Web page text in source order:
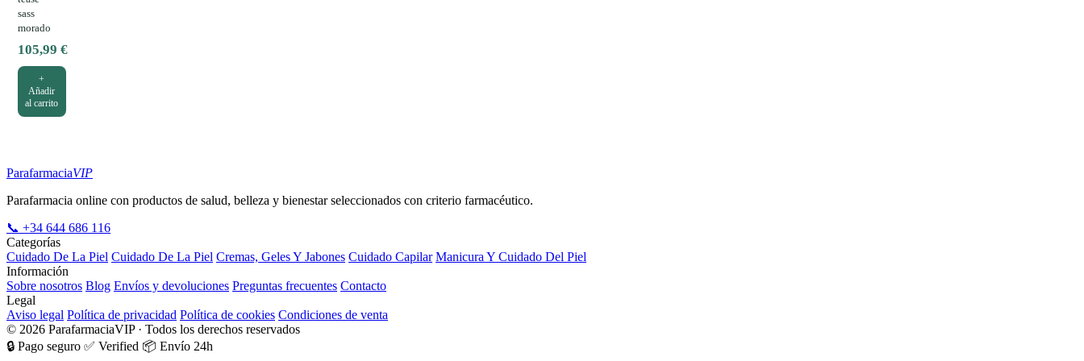
sass
morado
105,99 €
+
Añadir
al carrito
ParafarmaciaVIP
Parafarmacia online con productos de salud, belleza y bienestar seleccionados con criterio farmacéutico.
📞 +34 644 686 116
Categorías
Cuidado De La Piel Cuidado De La Piel Cremas, Geles Y Jabones Cuidado Capilar Manicura Y Cuidado Del Piel
Información
Sobre nosotros Blog Envíos y devoluciones Preguntas frecuentes Contacto
Legal
Aviso legal Política de privacidad Política de cookies Condiciones de venta
© 2026 ParafarmaciaVIP · Todos los derechos reservados
🔒 Pago seguro ✅ Verified 📦 Envío 24h